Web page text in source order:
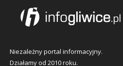
Niezależny portal informacyjny.
Działamy od 2010 roku.